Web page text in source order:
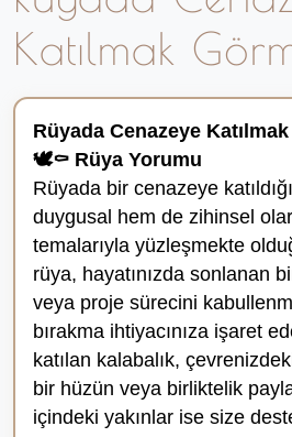
Katılmak
Rüyada Cenazeye Katılmak
🕊️⚰️ Rüya Yorumu
Rüyada bir cenazeye
duygusal hem de zihinsel
temalarıyla yüzleşmekte
rüya, hayatınızda sonlanan
veya proje sürecini
bırakma ihtiyacınıza işaret
katılan kalabalık,
bir hüzün veya birliktelik
içindeki yakınlar ise size